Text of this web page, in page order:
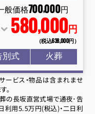
般価格700,000円
580,000円
（税込638,000円）
別式 火葬
ビス・物品は含まれませ
。
の長坂直営式場で通夜･告
利用5.5万円(税込)・二日利